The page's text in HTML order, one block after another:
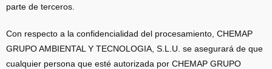
parte de terceros.
Con respecto a la confidencialidad del procesamiento, CHEMAP
GRUPO AMBIENTAL Y TECNOLOGIA, S.L.U. se asegurará de que
cualquier persona que esté autorizada por CHEMAP GRUPO